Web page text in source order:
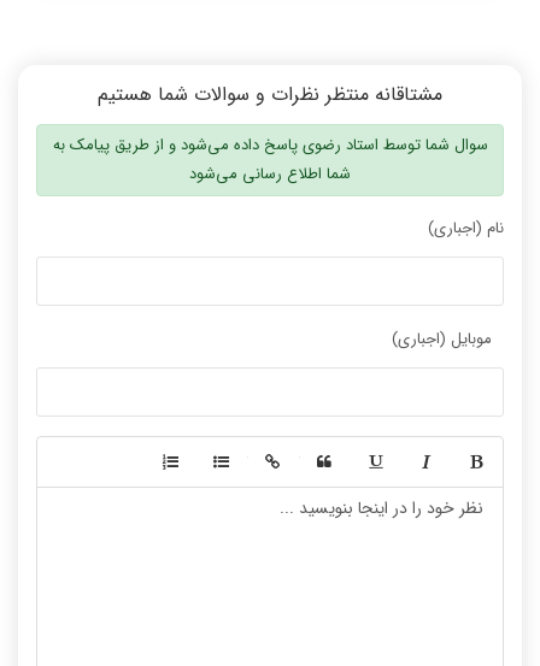
مشتاقانه منتظر نظرات و سوالات شما هستیم
سوال شما توسط استاد رضوی پاسخ داده می‌شود و از طریق پیامک به
شما اطلاع رسانی می‌شود
نام (اجباری)
موبایل (اجباری)
-
-
-
-